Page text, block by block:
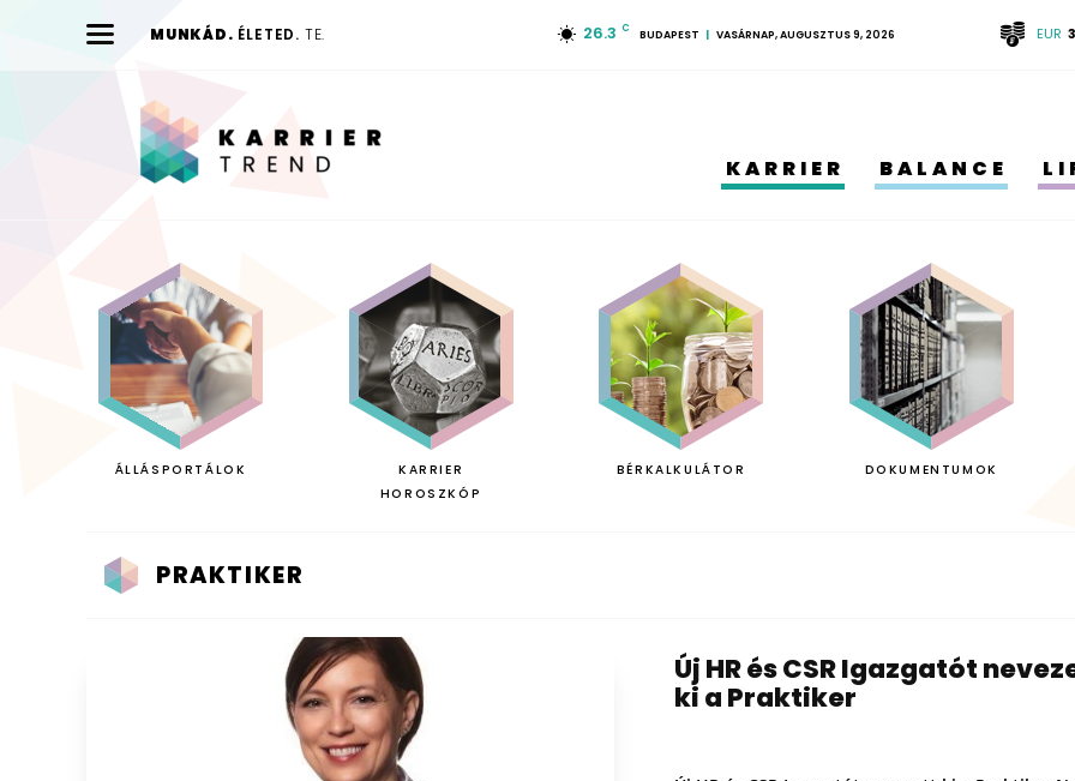
MUNKÁD. ÉLETED. TE. 26.3 C BUDAPEST VASÁRNAP, AUGUSZTUS 9, 2026 EUR
KARRIER BALANCE
ÁLLÁSPORTÁLOK
KARRIER
HOROSZKÓP
BÉRKALKULÁTOR DOKUMENTUMOK
PRAKTIKER
Új HR és CSR Igazgatót
ki a Praktiker